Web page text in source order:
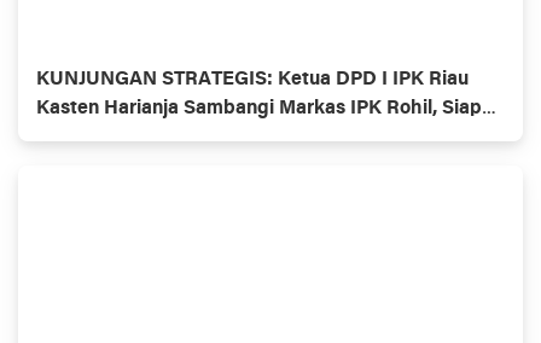
KUNJUNGAN STRATEGIS: Ketua DPD I IPK Riau
Kasten Harianja Sambangi Markas IPK Rohil, Siap
All Out Dukung Pelantikan Akbar!